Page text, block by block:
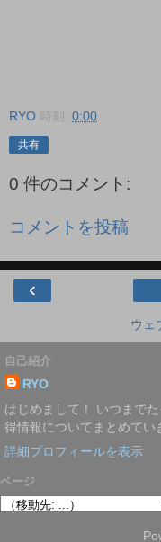
RYO 時刻: 0:00
共有
0 件のコメント:
コメントを投稿
‹
ウェ
自己紹介
RYO
はじめまして！ いつまで
詳細プロフィールを表示
ページ